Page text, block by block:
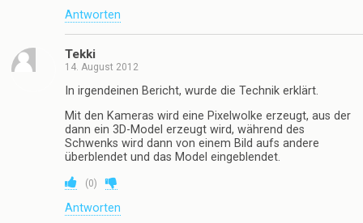
Antworten
Tekki
14. August 2012
In irgendeinen Bericht, wurde die Technik erklärt.
Mit den Kameras wird eine Pixelwolke erzeugt, aus der
dann ein 3D-Model erzeugt wird, während des
Schwenks wird dann von einem Bild aufs andere
überblendet und das Model eingeblendet.
(0)
Antworten